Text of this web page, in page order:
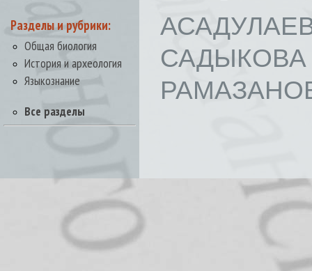
Разделы и рубрики:
Общая биология
История и археология
Языкознание
Все разделы
АСАДУЛАЕВ
САДЫКОВА